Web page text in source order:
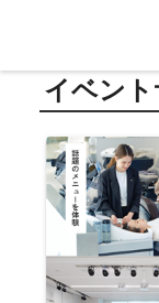
イベン